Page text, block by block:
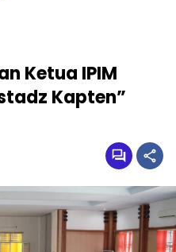
Ketua IPIM
Kapten”